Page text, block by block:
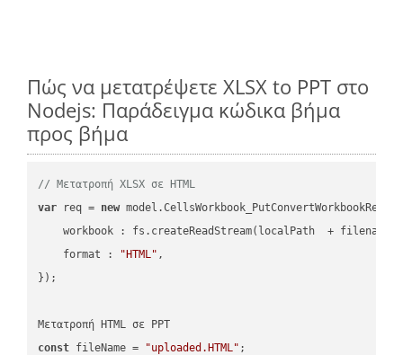
Πώς να μετατρέψετε XLSX to PPT στο
Nodejs: Παράδειγμα κώδικα βήμα
προς βήμα
// Μετατροπή XLSX σε HTML
var req = new
workbook : fs.createReadStream(localPath  + filename
format : "HTML" ,
});
const fileName = "uploaded.HTML"